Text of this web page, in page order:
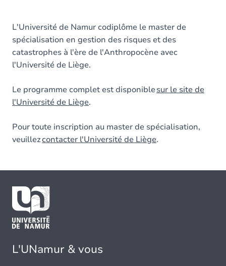
L'Université de Namur codiplôme le master de
spécialisation en gestion des risques et des
catastrophes à l'ère de l'Anthropocène avec
l'Université de Liège.
Le programme complet est disponiblesur le site de
l'Université de Liège.
Pour toute inscription au master de spécialisation,
veuillezcontacter l'Université de Liège.
L'UNamur & vous